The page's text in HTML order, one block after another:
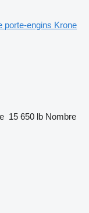
porte-engins Krone
15 650 lb Nombre